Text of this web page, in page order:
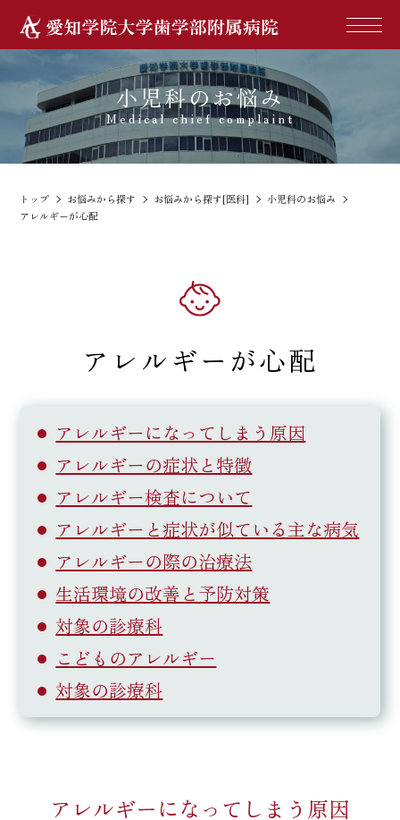
小児科のお悩み
Medical chief complaint
トップ お悩みから探す お悩みから探す[医科]
小児科のお悩み
アレルギーが心配
アレルギーが心配
アレルギーになってしまう原因
アレルギーの症状と特徴
アレルギー検査について
アレルギーと症状が似ている主な病気
アレルギーの際の治療法
生活環境の改善と予防対策
対象の診療科
こどものアレルギー
対象の診療科
アレルギーになってしまう原因